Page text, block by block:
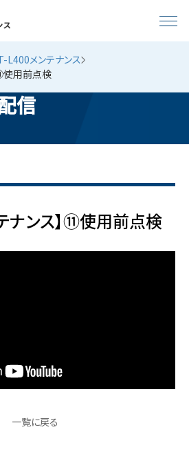
L400メンテナンス
使用前点検
信
ナンス】⑪使用前点検
一覧に戻る